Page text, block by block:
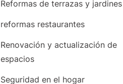
Reformas de terrazas y jardines
reformas restaurantes
Renovación y actualización de
espacios
Seguridad en el hogar